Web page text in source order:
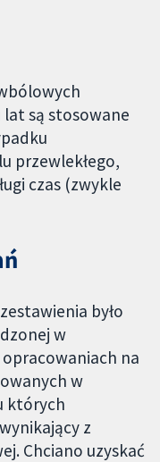
są stosowane
przewlekłego,
czas (zwykle
było
w
na
w
których
z
Chciano uzyskać